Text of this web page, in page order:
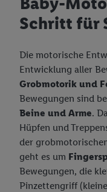
Das Handicap im
Schönes Spiel für
Raus aus dem
Griff und
Golf: für Dummies
Golfen: So wird
Golf für Kinder:
Garten Welt
Gut gekleidet
Größentabelle
Vegane Welt
Bioland
Bioland Eierbäuerin
Bioland Gemüsebauer
Bioland Gemüsebauer
Eigenmarken Food
Alkoholfreie Getränke
Freeway
Bier, Wein, Sekt
Schritt für
Die motorische
Entwicklung aller
Grobmotorik und
Bewegungen sind
Beine und Arme.
Hüpfen und
der
geht es um
Bewegungen, die
Pinzettengriff